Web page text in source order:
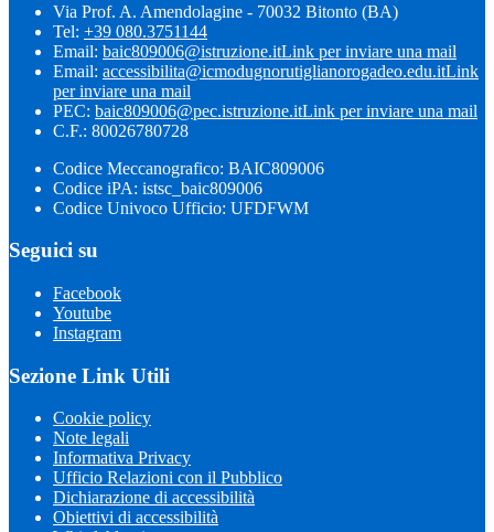
Via Prof. A. Amendolagine - 70032 Bitonto (BA)
Tel: +39 080.3751144
Email: baic809006@istruzione.itLink per inviare una mail
Email: accessibilita@icmodugnorutiglianorogadeo.edu.itLink
per inviare una mail
PEC: baic809006@pec.istruzione.itLink per inviare una mail
C.F.: 80026780728
Codice Meccanografico: BAIC809006
Codice iPA: istsc_baic809006
Codice Univoco Ufficio: UFDFWM
Seguici su
Facebook
Youtube
Instagram
Sezione Link Utili
Cookie policy
Note legali
Informativa Privacy
Ufficio Relazioni con il Pubblico
Dichiarazione di accessibilità
Obiettivi di accessibilità